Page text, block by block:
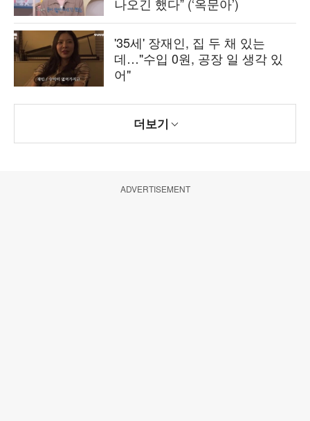
나오긴 했다” (‘옥문아’)
'35세' 장재인, 집 두 채 있는
데…"수입 0원, 공장 일 생각 있
어"
더보기
ADVERTISEMENT